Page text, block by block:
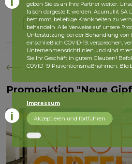
Historie
2026 Jahr 2025 Jahr
zurück
Promoaktion "Neue
geben Sie es an Ihre Partner weiter.
falsch dargestellt werden. Acumullit SA
bestimmt, beliebige Krankheiten zu
behandeln. Alle Verweise auf unsere
Unterstützung bei der Behandlung von
einschließlich COVID-19, versprechen,
Unternehmensrichtlinien und sind
Sie Ihr Geschäft in gutem Glauben!
COVID-19-Präventionsmaßnahmen.
Impressum
Akzeptieren und fortführen